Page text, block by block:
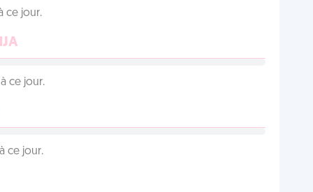
ce jour.
ce jour.
ce jour.